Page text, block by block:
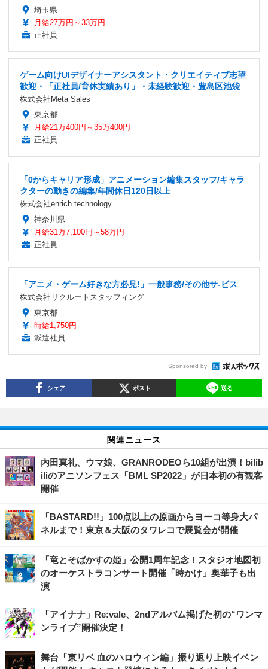
埼玉県
月給27万円～33万円
正社員
ゲーム向けUIデザイナーアシスタント・クリエイティブ志望
歓迎・「正社員/育休実績あり」・未経験歓迎・豊島区池袋
株式会社Meta Sales
東京都
月給21万400円～35万400円
正社員
「0からキャリア形成」アニメーション編集スタッフ/キャラ
クターの動きの編集/年間休日120日以上
株式会社enrich technology
神奈川県
月給31万7,100円～58万円
正社員
「アニメ・ゲーム好きな方必見!」一般事務/その他サ-ビス
株式会社リクルートスタッフィング
東京都
時給1,750円
派遣社員
Sponsored by
シェア ポスト 送る
関連ニュース
内田真礼、ウマ娘、GRANRODEOら10組が出演！bilib
iliのアニソンフェス「BML SP2022」が日本初の有観客
開催
「BASTARD!!」100点以上の原画からヨーコ等身大パ
ネルまで！東京＆大阪のタワレコで展覧会が開催
「竜とそばかすの姫」公開1周年記念！スタジオ地図初
のオーケストラコンサート開催「時かけ」奥華子も出
演
「アイナナ」Re:vale、2ndアルバム掲げた初の“ワンマ
ンライブ”開催決定！
舞台「東リベ 血のハロウィン編」振り返り上映イベン